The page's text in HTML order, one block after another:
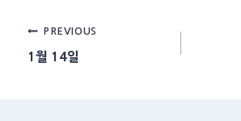
Post
navigation
PREVIOUS
1월 14일